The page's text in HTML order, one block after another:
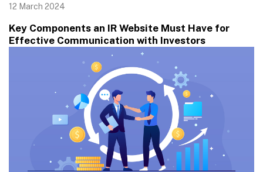
12 March 2024
Key Components an IR Website Must Have for
Effective Communication with Investors